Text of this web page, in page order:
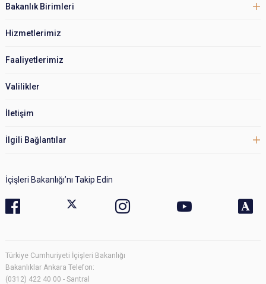
Bakanlık Birimleri
Hizmetlerimiz
Faaliyetlerimiz
Valilikler
İletişim
İlgili Bağlantılar
İçişleri Bakanlığı’nı Takip Edin
Türkiye Cumhuriyeti İçişleri Bakanlığı
Bakanlıklar Ankara Telefon:
(0312) 422 40 00 - Santral